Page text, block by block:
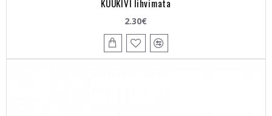
KUUKIVI lihvimata
2.30€